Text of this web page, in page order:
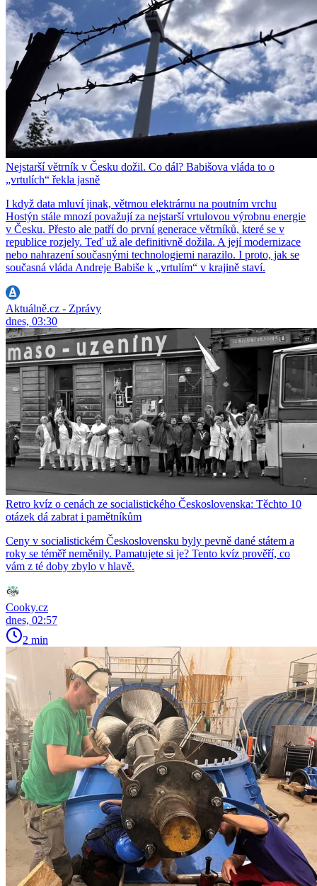
Nejstarší větrník v Česku dožil. Co dál? Babišova vláda to o
„vrtulích“ řekla jasně
I když data mluví jinak, větrnou elektrárnu na poutním vrchu
Hostýn stále mnozí považují za nejstarší vrtulovou výrobnu energie
v Česku. Přesto ale patří do první generace větrníků, které se v
republice rozjely. Teď už ale definitivně dožila. A její modernizace
nebo nahrazení současnými technologiemi narazilo. I proto, jak se
současná vláda Andreje Babiše k „vrtulím“ v krajině staví.
Aktuálně.cz - Zprávy
dnes, 03:30
Retro kvíz o cenách ze socialistického Československa: Těchto 10
otázek dá zabrat i pamětníkům
Ceny v socialistickém Československu byly pevně dané státem a
roky se téměř neměnily. Pamatujete si je? Tento kvíz prověří, co
vám z té doby zbylo v hlavě.
Cooky.cz
dnes, 02:57
2 min